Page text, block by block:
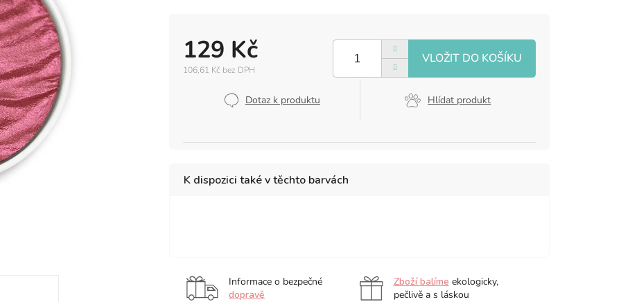
129 Kč
106,61 Kč bez DPH
Dotaz k produktu Hlídat produkt
K dispozici také v těchto barvách
ks
ks
ks
ks
Informace o bezpečné
dopravě
Zboží balíme ekologicky,
pečlivě a s láskou